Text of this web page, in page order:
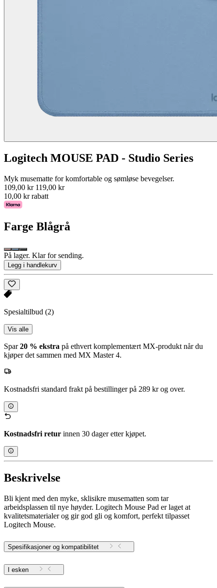
Logitech MOUSE PAD - Studio Series
Myk musematte for komfortable og sømløse bevegelser.
109,00 kr 119,00 kr
10,00 kr rabatt
Farge Blågrå
På lager. Klar for sending.
Legg i handlekurv
Spesialtilbud (2)
Vis alle
Spar20 % ekstra på ethvert komplementært MX-produkt når du
kjøper det sammen med MX Master 4.
Kostnadsfri standard frakt på bestillinger på 289 kr og over.
Kostnadsfri retur innen 30 dager etter kjøpet.
Beskrivelse
Bli kjent med den myke, sklisikre musematten som tar
arbeidsplassen til nye høyder. Logitech Mouse Pad er laget at
kvalitetsmaterialer og gir god gli og komfort, perfekt tilpasset
Logitech Mouse.
Spesifikasjoner og kompatibilitet
I esken